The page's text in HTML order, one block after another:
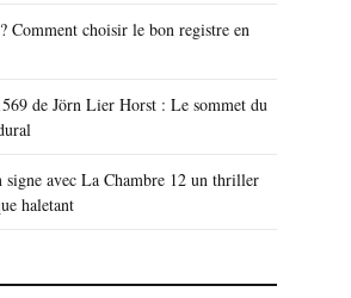
Comment choisir le bon registre en
de Jörn Lier Horst : Le sommet du
signe avec La Chambre 12 un thriller
haletant